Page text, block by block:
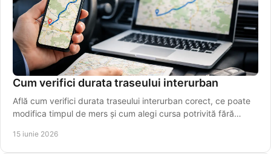
Cum verifici durata traseului interurban
Află cum verifici durata traseului interurban corect, ce poate
modifica timpul de mers și cum alegi cursa potrivită fără
15 iunie 2026